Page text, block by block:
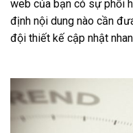
web của bạn có sự phối
định nội dung nào cần
đội thiết kế cập nhật